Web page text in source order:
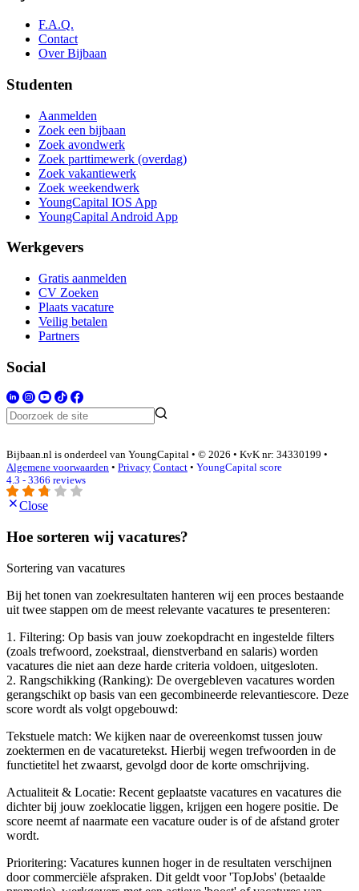
F.A.Q.
Contact
Over Bijbaan
Studenten
Aanmelden
Zoek een bijbaan
Zoek avondwerk
Zoek parttimewerk (overdag)
Zoek vakantiewerk
Zoek weekendwerk
YoungCapital IOS App
YoungCapital Android App
Werkgevers
Gratis aanmelden
CV Zoeken
Plaats vacature
Veilig betalen
Partners
Social
Bijbaan.nl is onderdeel van YoungCapital • © 2026 • KvK nr: 34330199 •
Algemene voorwaarden • Privacy Contact • YoungCapital score
4.3 - 3366 reviews
Close
Hoe sorteren wij vacatures?
Sortering van vacatures
Bij het tonen van zoekresultaten hanteren wij een proces bestaande
uit twee stappen om de meest relevante vacatures te presenteren:
1. Filtering: Op basis van jouw zoekopdracht en ingestelde filters
(zoals trefwoord, zoekstraal, dienstverband en salaris) worden
vacatures die niet aan deze harde criteria voldoen, uitgesloten.
2. Rangschikking (Ranking): De overgebleven vacatures worden
gerangschikt op basis van een gecombineerde relevantiescore. Deze
score wordt als volgt opgebouwd:
Tekstuele match: We kijken naar de overeenkomst tussen jouw
zoektermen en de vacaturetekst. Hierbij wegen trefwoorden in de
functietitel het zwaarst, gevolgd door de korte omschrijving.
Actualiteit & Locatie: Recent geplaatste vacatures en vacatures die
dichter bij jouw zoeklocatie liggen, krijgen een hogere positie. De
score neemt af naarmate een vacature ouder is of de afstand groter
wordt.
Prioritering: Vacatures kunnen hoger in de resultaten verschijnen
door commerciële afspraken. Dit geldt voor 'TopJobs' (betaalde